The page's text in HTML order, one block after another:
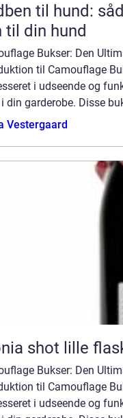
sådan vælger du sunde og sikre
til din hund
Bukser: Den
til Camouflage
i udseende og
din garderobe. Disse
Vestergaard
Aronia shot
Bukser: Den
til Camouflage
i udseende og